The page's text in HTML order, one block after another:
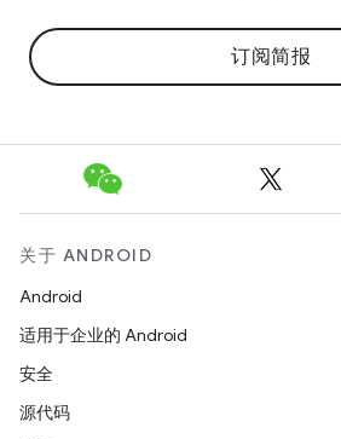
订阅简报
关于 ANDROID
Android
适用于企业的 Android
安全
源代码